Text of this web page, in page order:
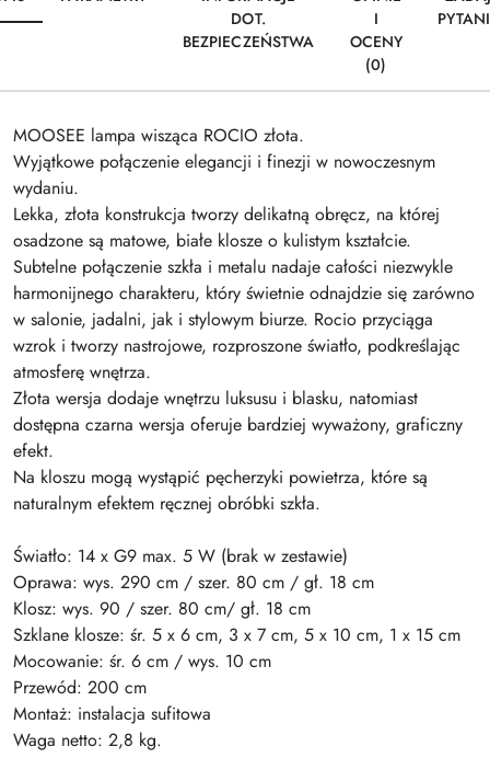
DOT.
BEZPIECZEŃSTWA
I
OCENY
(0)
MOOSEE lampa wisząca ROCIO złota.
Wyjątkowe połączenie elegancji i finezji w nowoczesnym
wydaniu.
Lekka, złota konstrukcja tworzy delikatną obręcz, na której
osadzone są matowe, białe klosze o kulistym kształcie.
Subtelne połączenie szkła i metalu nadaje całości niezwykle
harmonijnego charakteru, który świetnie odnajdzie się zarówno
w salonie, jadalni, jak i stylowym biurze. Rocio przyciąga
wzrok i tworzy nastrojowe, rozproszone światło, podkreślając
atmosferę wnętrza.
Złota wersja dodaje wnętrzu luksusu i blasku, natomiast
dostępna czarna wersja oferuje bardziej wyważony, graficzny
efekt.
Na kloszu mogą wystąpić pęcherzyki powietrza, które są
naturalnym efektem ręcznej obróbki szkła.
Światło: 14 x G9 max. 5 W (brak w zestawie)
Oprawa: wys. 290 cm / szer. 80 cm / gł. 18 cm
Klosz: wys. 90 / szer. 80 cm/ gł. 18 cm
Szklane klosze: śr. 5 x 6 cm, 3 x 7 cm, 5 x 10 cm, 1 x 15 cm
Mocowanie: śr. 6 cm / wys. 10 cm
Przewód: 200 cm
Montaż: instalacja sufitowa
Waga netto: 2,8 kg.